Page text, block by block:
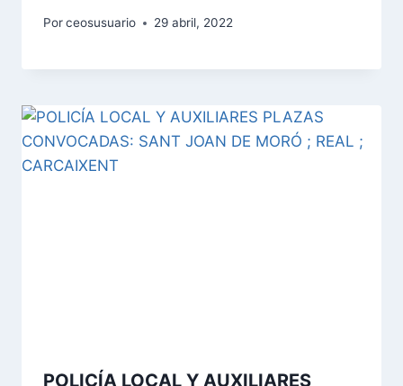
Porceosusuario 29 abril, 2022
POLICÍA LOCAL Y AUXILIARES